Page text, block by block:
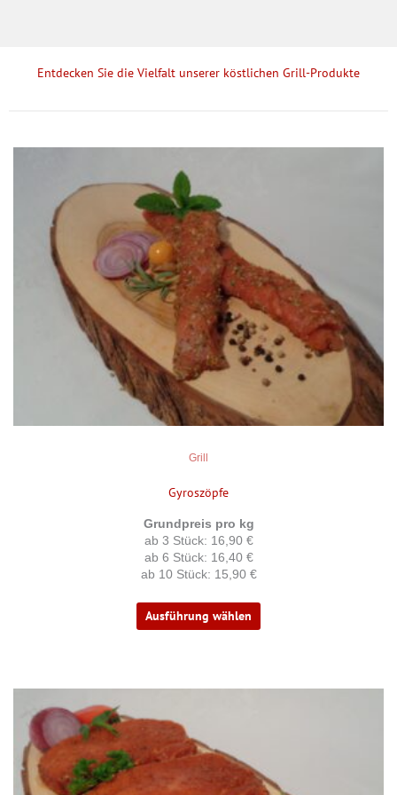
Entdecken Sie die Vielfalt unserer köstlichen Grill-Produkte
Grill
Gyroszöpfe
Grundpreis pro kg
ab 3 Stück: 16,90 €
ab 6 Stück: 16,40 €
ab 10 Stück: 15,90 €
Ausführung wählen
Dieses
auf.
Die
Optionen
können
auf
der
Produktseite
gewählt
Dieses
Varianten
auf.